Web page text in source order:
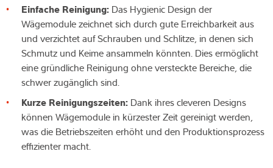
Einfache Reinigung: Das Hygienic Design der
Wägemodule zeichnet sich durch gute Erreichbarkeit aus
und verzichtet auf Schrauben und Schlitze, in denen sich
Schmutz und Keime ansammeln könnten. Dies ermöglicht
eine gründliche Reinigung ohne versteckte Bereiche, die
schwer zugänglich sind.
Kurze Reinigungszeiten: Dank ihres cleveren Designs
können Wägemodule in kürzester Zeit gereinigt werden,
was die Betriebszeiten erhöht und den Produktionsprozess
effizienter macht.